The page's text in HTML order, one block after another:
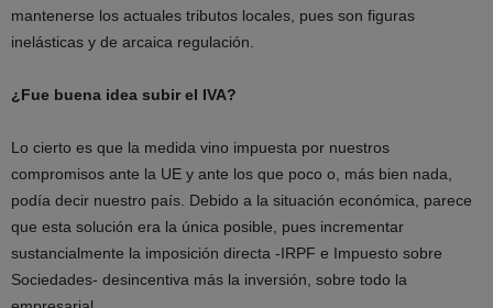
mantenerse los actuales tributos locales, pues son figuras
inelásticas y de arcaica regulación.
¿Fue buena idea subir el IVA?
Lo cierto es que la medida vino impuesta por nuestros
compromisos ante la UE y ante los que poco o, más bien nada,
podía decir nuestro país. Debido a la situación económica, parece
que esta solución era la única posible, pues incrementar
sustancialmente la imposición directa -IRPF e Impuesto sobre
Sociedades- desincentiva más la inversión, sobre todo la